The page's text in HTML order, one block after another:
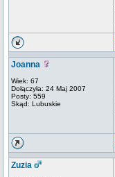
Joanna
Wiek: 67
Dołączyła: 24 Maj 2007
Posty: 559
Skąd: Lubuskie
Zuzia